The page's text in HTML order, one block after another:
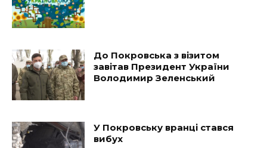
До Покровська з візитом
завітав Президент України
Володимир Зеленський
У Покровську вранці стався
вибух